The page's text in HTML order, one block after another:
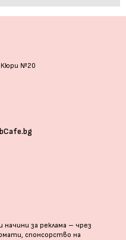
Кюри №20
начини за реклама – чрез
спонсорство на